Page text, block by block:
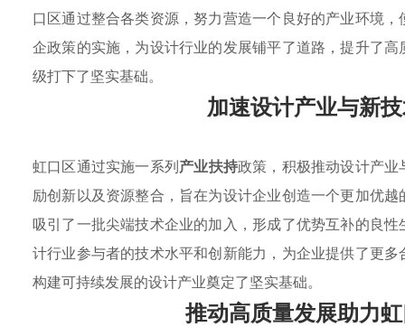
口区通过整合各类资源，努力营造一个良好的产业环境
企政策的实施，为设计行业的发展铺平了道路，提升了
级打下了坚实基础。
加速设计产业与新
虹口区通过实施一系列产业扶持政策，积极推动设计产
励创新以及资源整合，旨在为设计企业创造一个更加优
吸引了一批尖端技术企业的加入，形成了优势互补的良
计行业参与者的技术水平和创新能力，为企业提供了更
构建可持续发展的设计产业奠定了坚实基础。
推动高质量发展助力